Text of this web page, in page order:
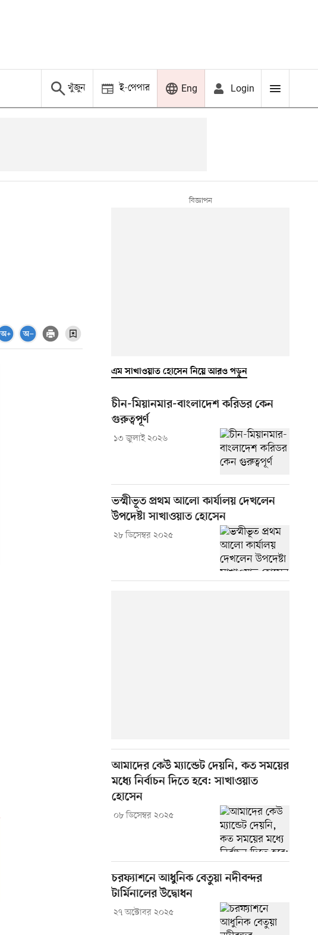
খুঁজুন ই-পেপার Eng Login
এম সাখাওয়াত হোসেন নিয়ে আরও পড়ুন
চীন-মিয়ানমার-বাংলাদেশ করিডর কেন
গুরুত্বপূর্ণ
১৩ জুলাই ২০২৬
ভস্মীভূত প্রথম আলো কার্যালয় দেখলেন
উপদেষ্টা সাখাওয়াত হোসেন
২৮ ডিসেম্বর ২০২৫
আমাদের কেউ ম্যান্ডেট দেয়নি, কত সময়ের
মধ্যে নির্বাচন দিতে হবে: সাখাওয়াত
হোসেন
০৮ ডিসেম্বর ২০২৫
চরফ্যাশনে আধুনিক বেতুয়া নদীবন্দর
টার্মিনালের উদ্বোধন
২৭ অক্টোবর ২০২৫